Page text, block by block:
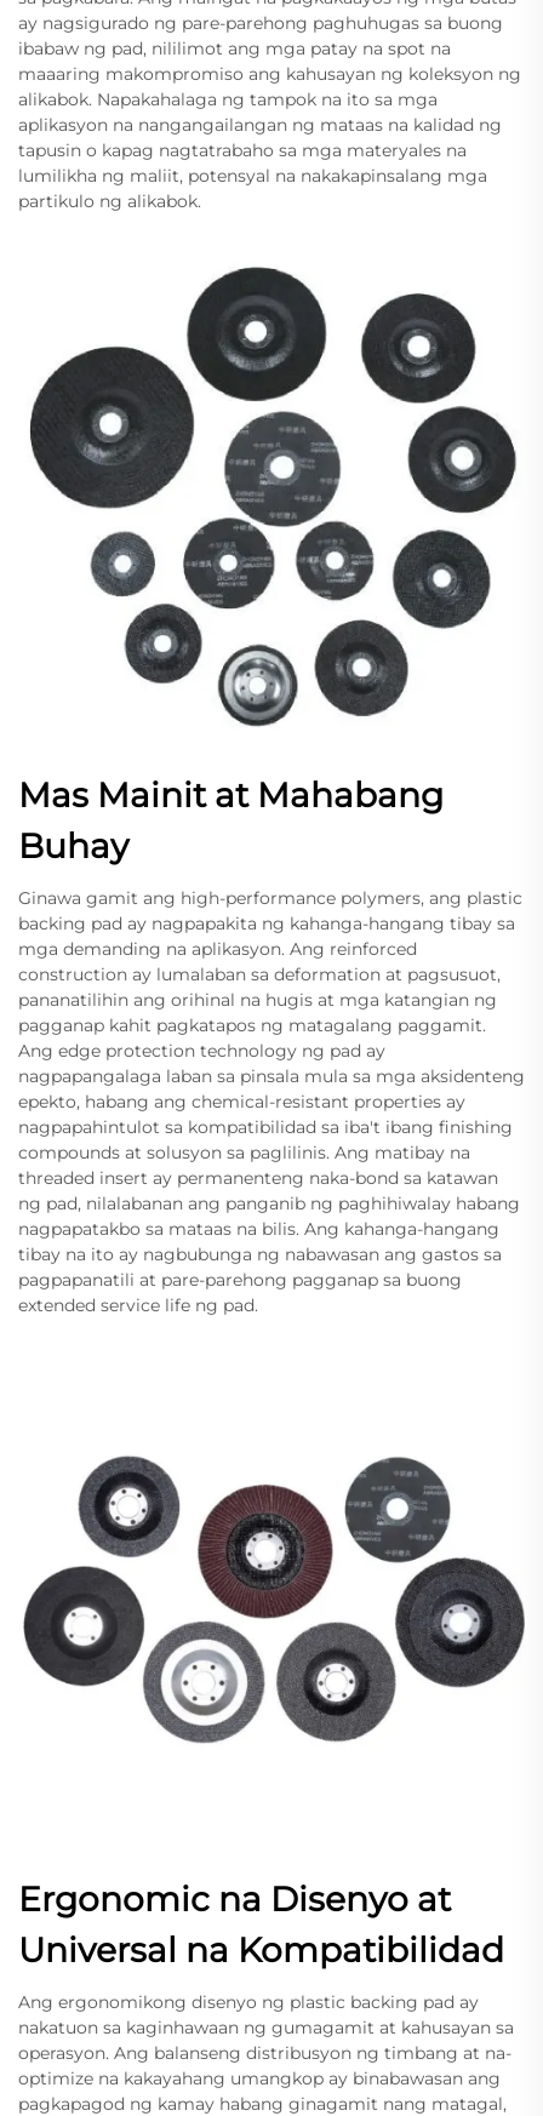
ay nagsigurado ng pare-parehong paghuhugas sa buong
ibabaw ng pad, nililimot ang mga patay na spot na
maaaring makompromiso ang kahusayan ng koleksyon ng
alikabok. Napakahalaga ng tampok na ito sa mga
aplikasyon na nangangailangan ng mataas na kalidad ng
tapusin o kapag nagtatrabaho sa mga materyales na
lumilikha ng maliit, potensyal na nakakapinsalang mga
partikulo ng alikabok.
Mas Mainit at Mahabang
Buhay
Ginawa gamit ang high-performance polymers, ang plastic
backing pad ay nagpapakita ng kahanga-hangang tibay sa
mga demanding na aplikasyon. Ang reinforced
construction ay lumalaban sa deformation at pagsusuot,
pananatilihin ang orihinal na hugis at mga katangian ng
pagganap kahit pagkatapos ng matagalang paggamit.
Ang edge protection technology ng pad ay
nagpapangalaga laban sa pinsala mula sa mga aksidenteng
epekto, habang ang chemical-resistant properties ay
nagpapahintulot sa kompatibilidad sa iba't ibang finishing
compounds at solusyon sa paglilinis. Ang matibay na
threaded insert ay permanenteng naka-bond sa katawan
ng pad, nilalabanan ang panganib ng paghihiwalay habang
nagpapatakbo sa mataas na bilis. Ang kahanga-hangang
tibay na ito ay nagbubunga ng nabawasan ang gastos sa
pagpapanatili at pare-parehong pagganap sa buong
extended service life ng pad.
Ergonomic na Disenyo at
Universal na Kompatibilidad
Ang ergonomikong disenyo ng plastic backing pad ay
nakatuon sa kaginhawaan ng gumagamit at kahusayan sa
operasyon. Ang balanseng distribusyon ng timbang at na-
optimize na kakayahang umangkop ay binabawasan ang
pagkapagod ng kamay habang ginagamit nang matagal,